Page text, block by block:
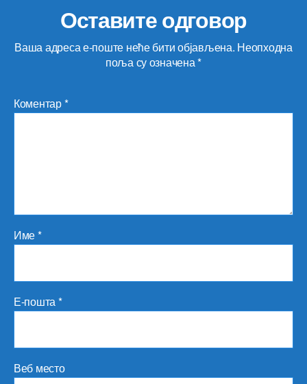
Оставите одговор
Ваша адреса е-поште неће бити објављена. Неопходна
поља су означена*
Коментар*
Име*
Е-пошта*
Веб место